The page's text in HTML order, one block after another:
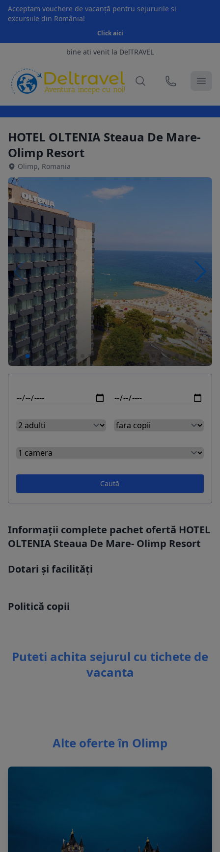
Acceptam vouchere de vacanță pentru sejururile si
excursiile din România!
Click aici
bine ati venit la DelTRAVEL
HOTEL OLTENIA Steaua De Mare-
Olimp Resort
Olimp, Romania
Caută
Informații complete pachet ofertă HOTEL
OLTENIA Steaua De Mare- Olimp Resort
Dotari și facilități
Politică copii
Puteti achita sejurul cu tichete de
vacanta
Alte oferte în Olimp